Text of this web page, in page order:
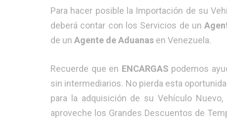
Para hacer posible la Importación de su
deberá contar con los Servicios de un
de un Agente de Aduanas en Venezuela.
Recuerde que en ENCARGAS podemos
sin intermediarios. No pierda esta
para la adquisición de su Vehículo
aproveche los Grandes Descuentos de